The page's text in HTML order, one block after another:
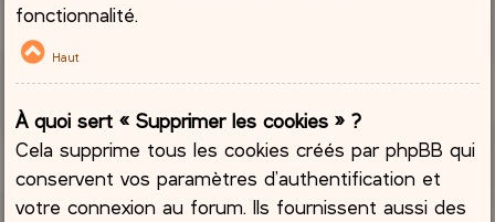
fonctionnalité.
Haut
À quoi sert « Supprimer les cookies » ?
Cela supprime tous les cookies créés par phpBB qui
conservent vos paramètres d’authentification et
votre connexion au forum. Ils fournissent aussi des